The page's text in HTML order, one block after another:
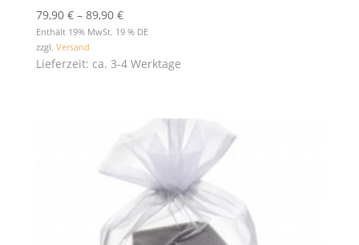
79,90 € – 89,90 €Preisspanne:
79,90 €
89,90 €
Enthält 19% MwSt. 19 % DE
zzgl. Versand
Lieferzeit: ca. 3-4 Werktage